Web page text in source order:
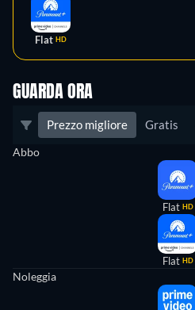
Flat HD
GUARDA ORA
Prezzo migliore Gratis
Abbo
Flat HD
Flat HD
Noleggia